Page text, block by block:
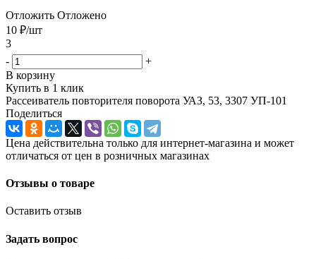
Отложить Отложено
10 ₽/шт
3
-
+
В корзину
Купить в 1 клик
Рассеиватель повторителя поворота УАЗ, 53, 3307 УП-101
Поделиться
Цена действительна только для интернет-магазина и может
отличаться от цен в розничных магазинах
Отзывы о товаре
Оставить отзыв
Задать вопрос